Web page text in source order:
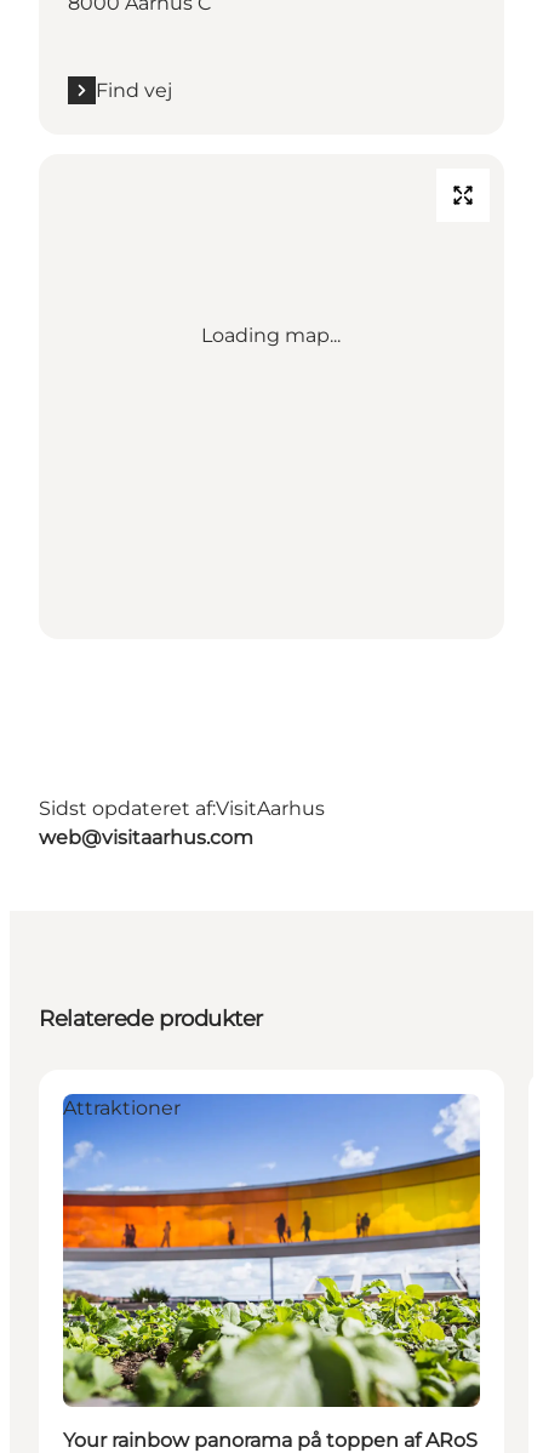
Find vej
Loading map...
Sidst opdateret af:VisitAarhus
web@visitaarhus.com
Relaterede produkter
Attraktioner
Your rainbow panorama på toppen af ARoS